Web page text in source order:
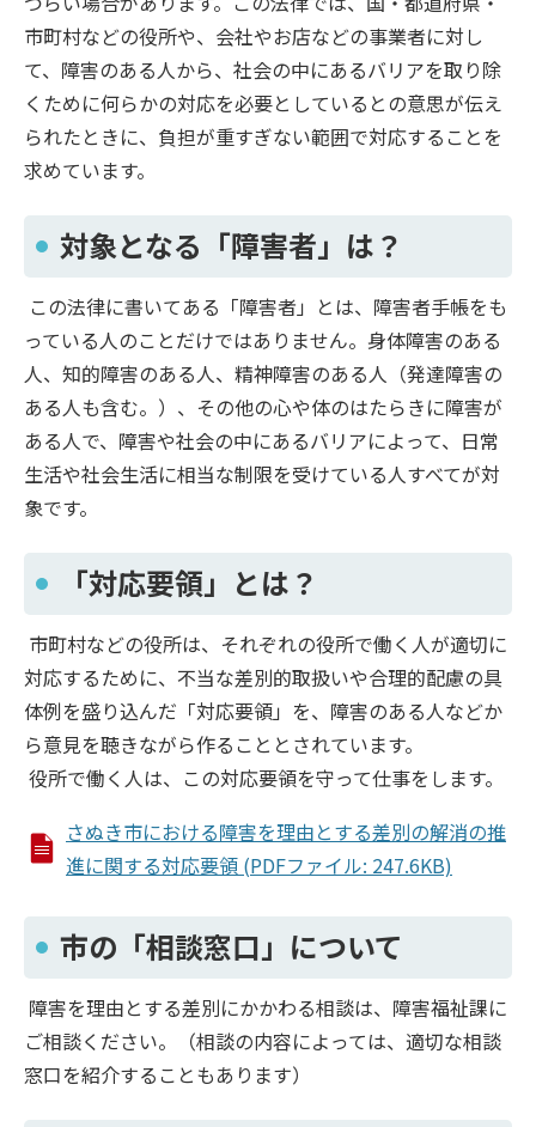
市町村などの役所や、会社やお店などの事業者に対し
て、障害のある人から、社会の中にあるバリアを取り除
くために何らかの対応を必要としているとの意思が伝え
られたときに、負担が重すぎない範囲で対応することを
求めています。
対象となる「障害者」は？
この法律に書いてある「障害者」とは、障害者手帳をも
っている人のことだけではありません。身体障害のある
人、知的障害のある人、精神障害のある人（発達障害の
ある人も含む。）、その他の心や体のはたらきに障害が
ある人で、障害や社会の中にあるバリアによって、日常
生活や社会生活に相当な制限を受けている人すべてが対
象です。
「対応要領」とは？
市町村などの役所は、それぞれの役所で働く人が適切に
対応するために、不当な差別的取扱いや合理的配慮の具
体例を盛り込んだ「対応要領」を、障害のある人などか
ら意見を聴きながら作ることとされています。
役所で働く人は、この対応要領を守って仕事をします。
さぬき市における障害を理由とする差別の解消の推
進に関する対応要領 (PDFファイル: 247.6KB)
市の「相談窓口」について
障害を理由とする差別にかかわる相談は、障害福祉課に
ご相談ください。（相談の内容によっては、適切な相談
窓口を紹介することもあります）